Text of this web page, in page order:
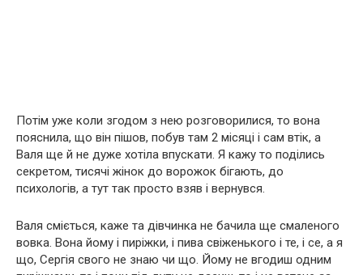
Потім уже коли згодом з нею розговорилися, то вона
пояснила, що він пішов, побув там 2 місяці і сам втік, а
Валя ще й не дуже хотіла впускати. Я кажу то поділись
секретом, тисячі жінок до ворожок бігають, до
психологів, а тут так просто взяв і вернувся.
Валя сміється, каже та дівчинка не бачила ще смаленого
вовка. Вона йому і пиріжки, і пива свіженького і те, і се, а я
що, Сергія свого не знаю чи що. Йому не вгодиш одним